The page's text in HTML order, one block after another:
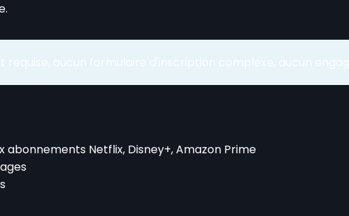
Netflix, Disney+, Amazon Prime